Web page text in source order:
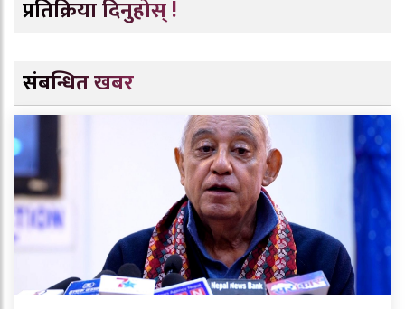
प्रतिक्रिया दिनुहोस् !
संबन्धित खबर